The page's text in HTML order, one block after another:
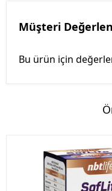
Müşteri
Bu ürün için